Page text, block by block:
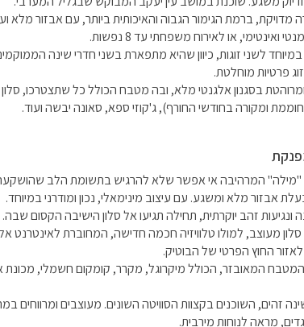
מיטת קווין סייז נוחה
מוצעת במצעים איכותיים
קריאה ושידות לציוד האישי.
ונוחות מירבית.
בחדר הרחצה יחכו לכם
מגבות רכות, וחלוקי רחצה.
ומקורה בחודשי החורף), ג'קוזי ספא, סאונה יבשה ועוד.